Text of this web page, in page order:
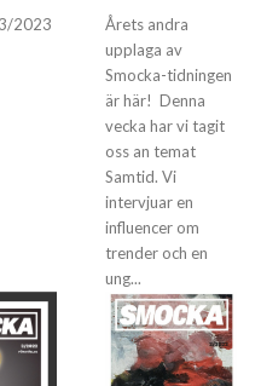
2023
Årets andra
upplaga av
Smocka-tidningen
är här! Denna
vecka har vi tagit
oss an temat
Samtid. Vi
intervjuar en
influencer om
trender och en
ung...